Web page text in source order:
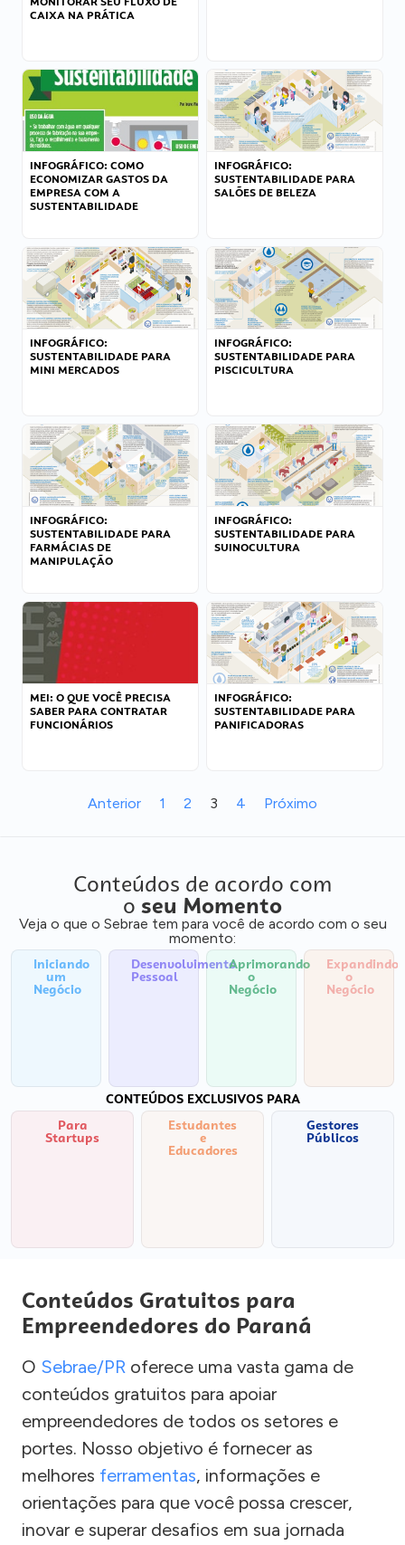
CAIXA NA PRÁTICA
INFOGRÁFICO: COMO
ECONOMIZAR GASTOS DA
EMPRESA COM A
SUSTENTABILIDADE
INFOGRÁFICO:
SUSTENTABILIDADE PARA
SALÕES DE BELEZA
INFOGRÁFICO:
SUSTENTABILIDADE PARA
MINI MERCADOS
INFOGRÁFICO:
SUSTENTABILIDADE PARA
PISCICULTURA
INFOGRÁFICO:
SUSTENTABILIDADE PARA
FARMÁCIAS DE
MANIPULAÇÃO
INFOGRÁFICO:
SUSTENTABILIDADE PARA
SUINOCULTURA
MEI: O QUE VOCÊ PRECISA
SABER PARA CONTRATAR
FUNCIONÁRIOS
INFOGRÁFICO:
SUSTENTABILIDADE PARA
PANIFICADORAS
Anterior 1 2 3 4 Próximo
Conteúdos de acordo com
o seu Momento
Veja o que o Sebrae tem para você de acordo com o seu
momento:
Iniciando
um
Negócio
Desenvolvimento
Pessoal
Aprimorando
o
Negócio
Expandindo
o
Negócio
CONTEÚDOS EXCLUSIVOS PARA
Para
Startups
Estudantes
e
Educadores
Gestores
Públicos
Conteúdos Gratuitos para
Empreendedores do Paraná
O Sebrae/PR oferece uma vasta gama de
conteúdos gratuitos para apoiar
empreendedores de todos os setores e
portes. Nosso objetivo é fornecer as
melhores ferramentas, informações e
orientações para que você possa crescer,
inovar e superar desafios em sua jornada